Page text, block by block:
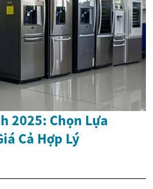
2025: Chọn Lựa
Cả Hợp Lý